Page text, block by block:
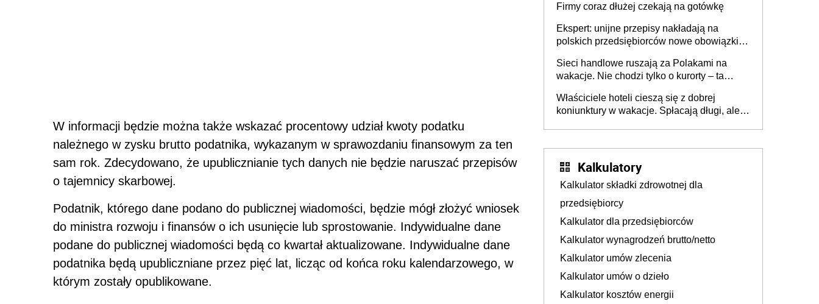
W informacji będzie można także wskazać procentowy udział kwoty podatku
należnego w zysku brutto podatnika, wykazanym w sprawozdaniu finansowym za ten
sam rok. Zdecydowano, że upublicznianie tych danych nie będzie naruszać przepisów
o tajemnicy skarbowej.
Podatnik, którego dane podano do publicznej wiadomości, będzie mógł złożyć wniosek
do ministra rozwoju i finansów o ich usunięcie lub sprostowanie. Indywidualne dane
podane do publicznej wiadomości będą co kwartał aktualizowane. Indywidualne dane
podatnika będą upubliczniane przez pięć lat, licząc od końca roku kalendarzowego, w
którym zostały opublikowane.
Firmy coraz dłużej czekają na gotówkę
Ekspert: unijne przepisy nakładają na
polskich przedsiębiorców nowe obowiązki w
Sieci handlowe ruszają za Polakami na
wakacje. Nie chodzi tylko o kurorty – ta
tam, gdzie wielu spędzi urlop po cichu
Właściciele hoteli cieszą się z dobrej
koniunktury w wakacje. Spłacają długi, ale
Kalkulatory
Kalkulator składki zdrowotnej dla
przedsiębiorcy
Kalkulator dla przedsiębiorców
Kalkulator wynagrodzeń brutto/netto
Kalkulator umów zlecenia
Kalkulator umów o dzieło
Kalkulator kosztów energii